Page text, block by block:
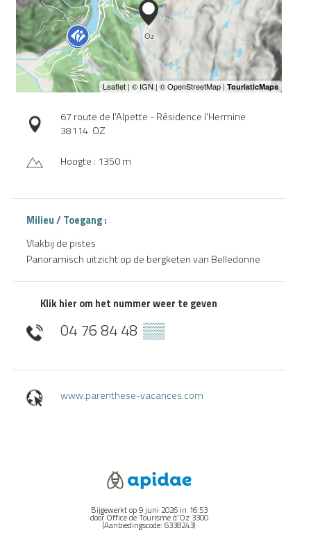
67 route de l'Alpette - Résidence l'Hermine
38114 OZ
Hoogte : 1350 m
Milieu / Toegang :
Vlakbij de pistes
Panoramisch uitzicht op de bergketen van Belledonne
Klik hier om het nummer weer te geven
04 76 84 48 ▒▒
www.parenthese-vacances.com
Bijgewerkt op 9 juni 2026 in 16:53
door Office de Tourisme d'Oz 3300
(Aanbiedingscode: 6338243)